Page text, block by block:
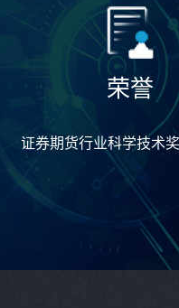
荣誉
证券期货行业科学技术